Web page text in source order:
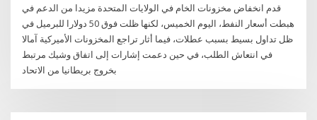
قدم انخفاض مخزونات الخام في الولايات المتحدة مزيدا من الدعم في
هبطت أسعار النفط، اليوم الخميس، لكنها ظلت فوق 50 دولارا للبرميل في
ظل تداول بسيط بسبب عطلات، فيما أثار تراجع المخزونات الأميركية آمالا
في انتعاش الطلب، في حين دعمت إشارات إلى اتفاق وشيك مرتبط
بخروج بريطانيا من الاتحاد